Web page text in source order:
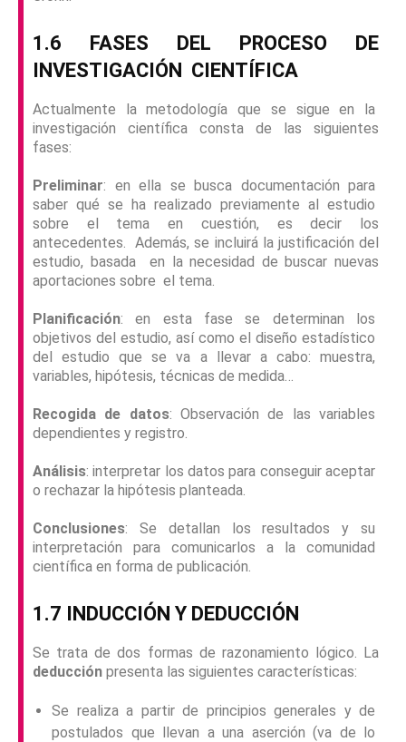
1.6 FASES DEL PROCESO DE
INVESTIGACIÓN CIENTÍFICA
Actualmente la metodología que se sigue en la
investigación científica consta de las siguientes
fases:
Preliminar: en ella se busca documentación para
saber qué se ha realizado previamente al estudio
sobre el tema en cuestión, es decir los
antecedentes. Además, se incluirá la justificación del
estudio, basada en la necesidad de buscar nuevas
aportaciones sobre el tema.
Planificación: en esta fase se determinan los
objetivos del estudio, así como el diseño estadístico
del estudio que se va a llevar a cabo: muestra,
variables, hipótesis, técnicas de medida…
Recogida de datos: Observación de las variables
dependientes y registro.
Análisis: interpretar los datos para conseguir aceptar
o rechazar la hipótesis planteada.
Conclusiones: Se detallan los resultados y su
interpretación para comunicarlos a la comunidad
científica en forma de publicación.
1.7 INDUCCIÓN Y DEDUCCIÓN
Se trata de dos formas de razonamiento lógico. La
deducción presenta las siguientes características:
Se realiza a partir de principios generales y de
postulados que llevan a una aserción (va de lo